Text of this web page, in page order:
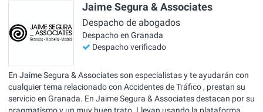
Jaime Segura & Associates
Despacho de abogados
Despacho en Granada
Despacho verificado
En Jaime Segura & Associates son especialistas y te ayudarán con
cualquier tema relacionado con Accidentes de Tráfico , prestan su
servicio en Granada. En Jaime Segura & Associates destacan por su